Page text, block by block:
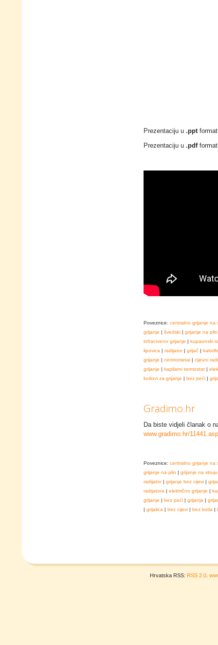
Prezentaciju u .ppt
Prezentaciju u .pdf
Poveznice: centralno grijanje na
grijanje | švedski | grijanje na plin
infracrveno grijanje | kupaonski
lipovica | radijator| grijač |
grijanje | centrometal | cijevni
grijanje | kapilarni termostat |
kotlovi za grijanje | bez peći |
Gradimo.hr
Da biste vidjeli članak o
www.gradimo.hr/
Poveznice: centralno grijanje na
grijanje na plin | grijanje na struju
radijator| grijanje bez cijevi |
radijatora | električno grijanje |
grijanje | bez peći | grijanja |
| grijalica | bez cijevi | bez kotla |
Hrvatska RSS: RSS 2.0.